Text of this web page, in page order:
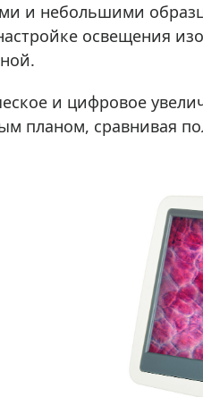
и небольшими
освещения
и цифровое
планом, сравнивая